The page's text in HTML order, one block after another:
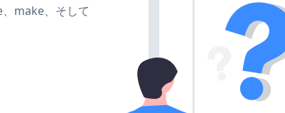
make、そして